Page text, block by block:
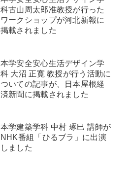
科古山周太郎准教授が行った
ワークショップが河北新報に
掲載されました
本学安全安心生活デザイン学
科 大沼 正寛 教授が行う活動に
ついての記事が、日本屋根経
済新聞に掲載されました
本学建築学科 中村 琢巳 講師が
NHK番組「ひるブラ」に出演
しました